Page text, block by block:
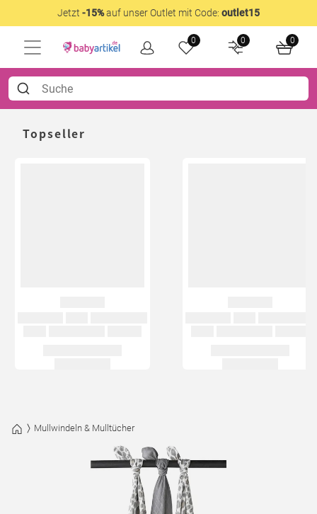
Jetzt -15%auf unser Outlet mit Code: outlet15
0 0 0
Topseller
Mullwindeln & Mulltücher